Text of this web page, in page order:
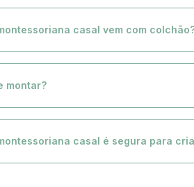
inovadora GrowTech, a cama casal
330 lbs) sem necessidade de estrutura de
casal vem com
de comprar com ou sem colchão. Basta
clicando no botão disponível e pronto.
montar?
tesoura sem ponta corte o plástico em
se para ver a magia da tecnologia GrowTech
24h depois de abertos.
casal é segura para